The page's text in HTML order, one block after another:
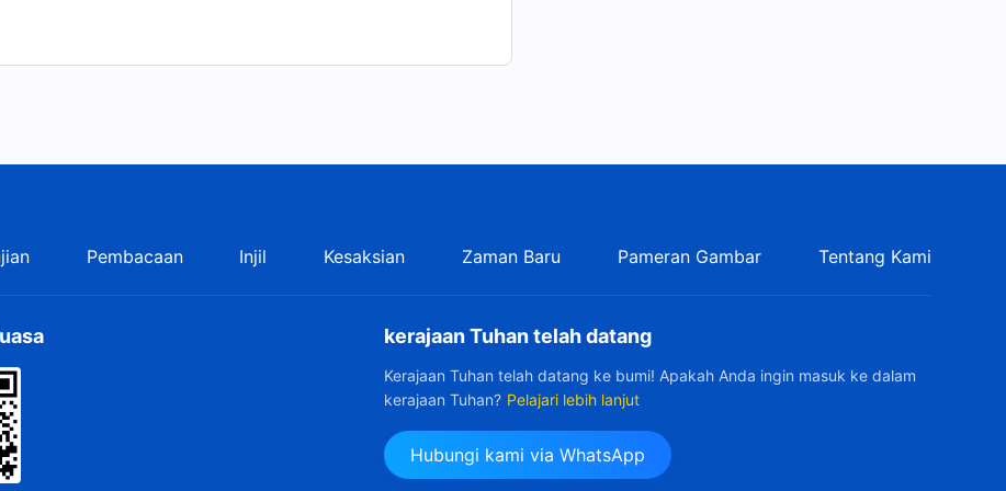
adalah Tuhan yang berinkarnasi kedua kalinya.
berkat ini?
Pembacaan Injil Kesaksian Zaman Baru Pameran Gambar Tentang Kami
kerajaan Tuhan telah datang
Kerajaan Tuhan telah datang ke bumi! Apakah Anda ingin masuk ke dalam
kerajaan Tuhan? Pelajari lebih lanjut
Hubungi kami via WhatsApp